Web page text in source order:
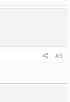
#5